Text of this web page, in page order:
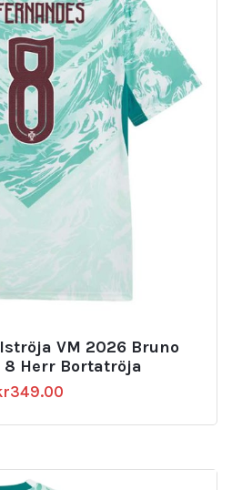
VM 2026 Bruno
8 Herr Bortatröja
349.00